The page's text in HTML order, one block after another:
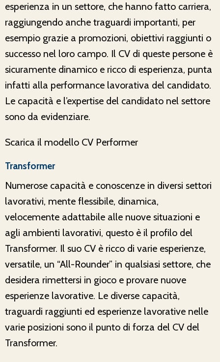
esperienza in un settore, che hanno fatto carriera,
raggiungendo anche traguardi importanti, per
esempio grazie a promozioni, obiettivi raggiunti o
successo nel loro campo. Il CV di queste persone è
sicuramente dinamico e ricco di esperienza, punta
infatti alla performance lavorativa del candidato.
Le capacità e l’expertise del candidato nel settore
sono da evidenziare.
Scarica il modello CV Performer
Transformer
Numerose capacità e conoscenze in diversi settori
lavorativi, mente flessibile, dinamica,
velocemente adattabile alle nuove situazioni e
agli ambienti lavorativi, questo è il profilo del
Transformer. Il suo CV è ricco di varie esperienze,
versatile, un “All-Rounder” in qualsiasi settore, che
desidera rimettersi in gioco e provare nuove
esperienze lavorative. Le diverse capacità,
traguardi raggiunti ed esperienze lavorative nelle
varie posizioni sono il punto di forza del CV del
Transformer.